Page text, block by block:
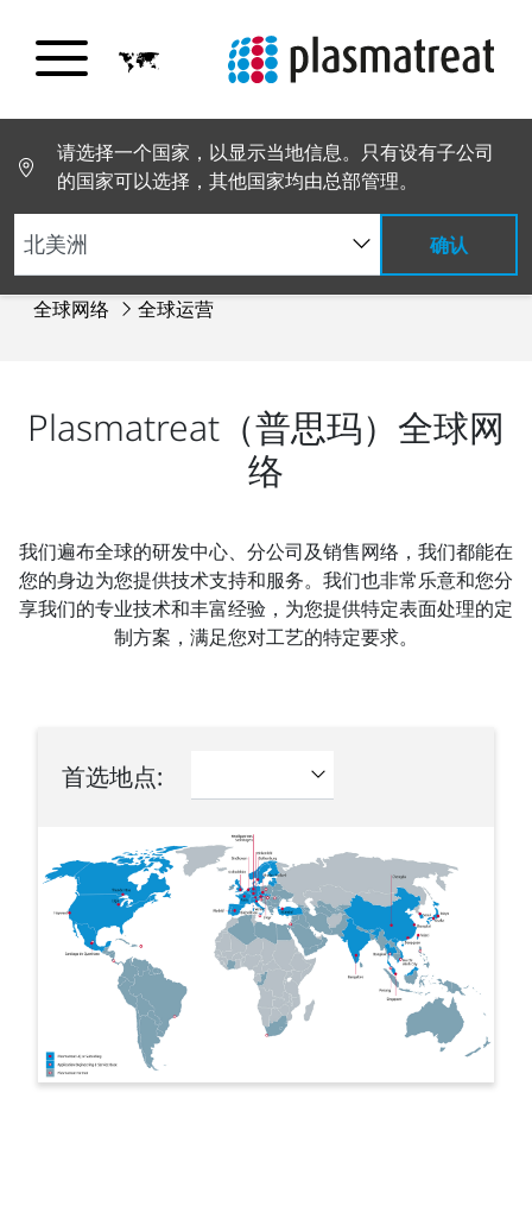
请选择一个国家，以显示当地信息。只有设有子公司
的国家可以选择，其他国家均由总部管理。
确认
全球网络 全球运营
Plasmatreat（普思玛）全球网
络
我们遍布全球的研发中心、分公司及销售网络，我们都能在
您的身边为您提供技术支持和服务。我们也非常乐意和您分
享我们的专业技术和丰富经验，为您提供特定表面处理的定
制方案，满足您对工艺的特定要求。
首选地点: